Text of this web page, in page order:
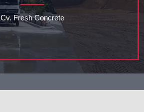
Cv. Fresh Concrete